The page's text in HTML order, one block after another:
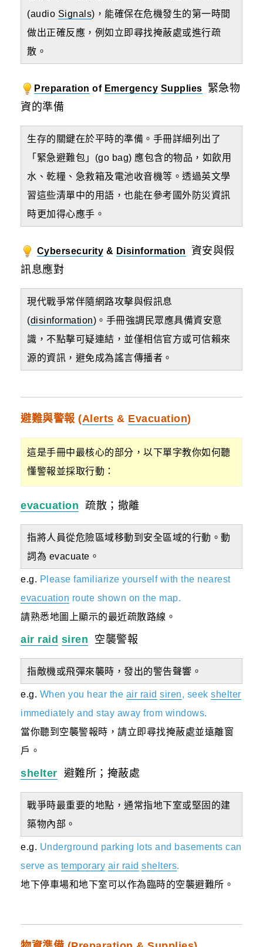
(audio Signals)，能確保在危機發生的第一時間
做出正確反應，例如立即尋找掩蔽處或進行疏
散。
Preparation of Emergency Supplies
緊急物
資的準備
生存的關鍵在於平時的準備。手冊詳細列出了
「緊急避難包」(go bag) 應包含的物品，如飲用
水、乾糧、急救箱及電池收音機等。 透過英文學
習這些清單中的用語，也能在參考國外防災資訊
時更加得心應手。
Cybersecurity & Disinformation
資安與假
訊息應對
現代戰爭常伴隨網路攻擊與假訊息
(disinformation)。手冊強調民眾應具備資安意
識，不點擊可疑連結，並僅相信官方或可信賴來
源的資訊，避免成為謠言傳播者。
避難與警報 (Alerts & Evacuation)
這是手冊中最核心的部分，以下單字教你如何聽
懂警報並採取行動：
evacuation 疏散；撤離
指將人員從危險區域移動到安全區域的行動。動
詞為 evacuate。
e.g. Please familiarize yourself with the nearest
evacuation route shown on the map.
請熟悉地圖上顯示的最近疏散路線。
air raid siren 空襲警報
指敵機或飛彈來襲時，發出的警告聲響。
e.g. When you hear the air raid siren, seek shelter
immediately and stay away from windows.
當你聽到空襲警報時，請立即尋找掩蔽處並遠離窗
戶。
shelter 避難所；掩蔽處
戰爭時最重要的地點，通常指地下室或堅固的建
築物內部。
e.g. Underground parking lots and basements can
serve as temporary air raid shelters.
地下停車場和地下室可以作為臨時的空襲避難所。